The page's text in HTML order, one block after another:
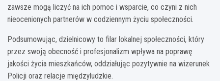
zawsze mogą liczyć na ich pomoc i wsparcie, co czyni z nich
nieocenionych partnerów w codziennym życiu społeczności.
Podsumowując, dzielnicowy to filar lokalnej społeczności, który
przez swoją obecność i profesjonalizm wpływa na poprawę
jakości życia mieszkańców, oddziałując pozytywnie na wizerunek
Policji oraz relacje międzyludzkie.